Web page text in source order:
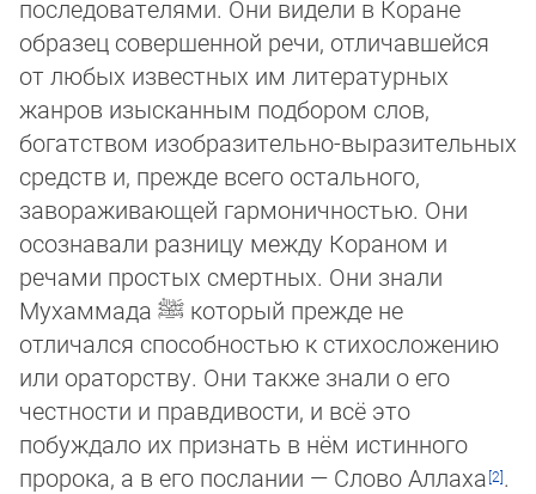
последователями. Они видели в Коране
образец совершенной речи, отличавшейся
от любых известных им литературных
жанров изысканным подбором слов,
богатством изобразительно-выразительных
средств и, прежде всего остального,
завораживающей гармоничностью. Они
осознавали разницу между Кораном и
речами простых смертных. Они знали
Мухаммада ﷺ который прежде не
отличался способностью к стихо­сло­же­нию
или ора­тор­ству. Они так­же знали о его
честности и правдивости, и всё это
побуждало их признать в нём истинного
пророка, а в его пос­ла­нии — Сло­во Ал­ла­ха
.